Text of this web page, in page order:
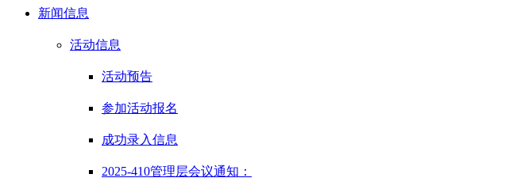
新闻信息
活动信息
活动预告
参加活动报名
成功录入信息
2025-410管理层会议通知：